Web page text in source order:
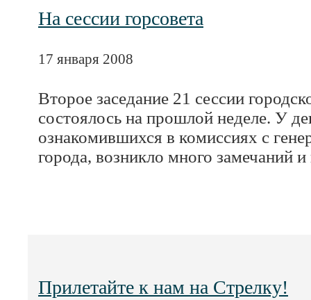
На сессии горсовета
17 января 2008
Второе заседание 21 сессии
состоялось на прошлой неделе. У
ознакомившихся в комиссиях с
города, возникло много замечаний
Прилетайте к нам на Стрелку!